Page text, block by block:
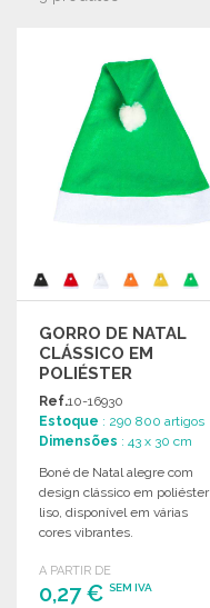
GORRO DE NATAL
CLÁSSICO EM
POLIÉSTER
Ref.10-16930
Estoque : 290 800 artigos
Dimensões : 43 x 30 cm
Boné de Natal alegre com
design clássico em poliéster
liso, disponível em várias
cores vibrantes.
A PARTIR DE
0,27 € SEM IVA